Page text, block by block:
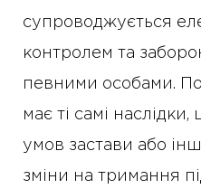
супроводжується
контролем та
певними особами.
має ті самі
умов застави або
зміни на тримання